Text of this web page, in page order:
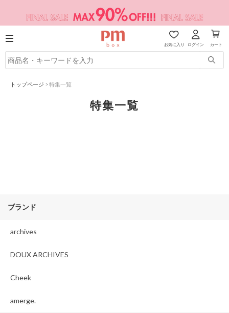
お気に入り ログイン カート
トップページ >特集一覧
特集一覧
ブランド
archives
DOUX ARCHIVES
Cheek
amerge.